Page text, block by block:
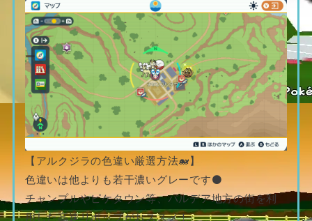
【アルクジラの色違い厳選方法🐋】
色違いは他よりも若干濃いグレーです⚫
チャンプルやピケタウン等、パルデア地方の街を利
用した高速リポップがおススメ！